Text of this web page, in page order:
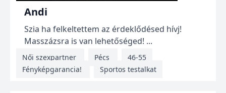
Andi
Szia ha felkeltettem az érdeklődésed hívj!
Masszázsra is van lehetőséged! ...
Női szexpartner Pécs
46-55
Fényképgarancia!
Sportos testalkat